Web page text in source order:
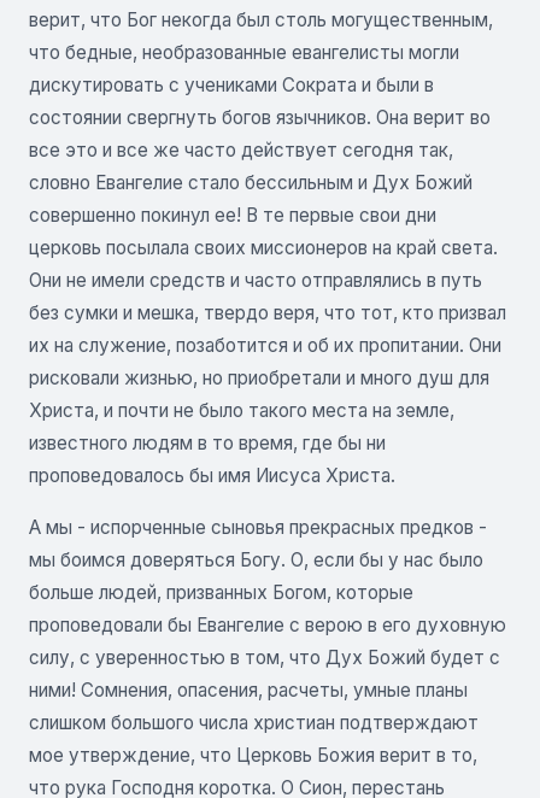
верит, что Бог некогда был столь могущественным,
что бедные, необразованные евангелисты могли
дискутировать с учениками Сократа и были в
состоянии свергнуть богов язычников. Она верит во
все это и все же часто действует сегодня так,
словно Евангелие стало бессильным и Дух Божий
совершенно покинул ее! В те первые свои дни
церковь посылала своих миссионеров на край света.
Они не имели средств и часто отправлялись в путь
без сумки и мешка, твердо веря, что тот, кто призвал
их на служение, позаботится и об их пропитании. Они
рисковали жизнью, но приобретали и много душ для
Христа, и почти не было такого места на земле,
известного людям в то время, где бы ни
проповедовалось бы имя Иисуса Христа.
A мы - испорченные сыновья прекрасных предков -
мы боимся доверяться Богу. О, если бы у нас было
больше людей, призванных Богом, которые
проповедовали бы Евангелие с верою в его духовную
силу, с уверенностью в том, что Дух Божий будет с
ними! Сомнения, опасения, расчеты, умные планы
слишком большого числа христиан подтверждают
мое утверждение, что Церковь Божия верит в то,
что рука Господня коротка. О Сион, перестань